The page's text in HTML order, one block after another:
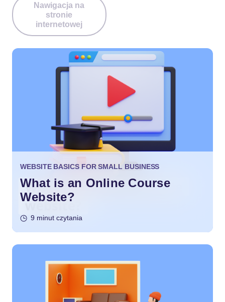
Nawigacja na
stronie
internetowej
WEBSITE BASICS FOR SMALL BUSINESS
What is an Online Course
Website?
9 minut czytania